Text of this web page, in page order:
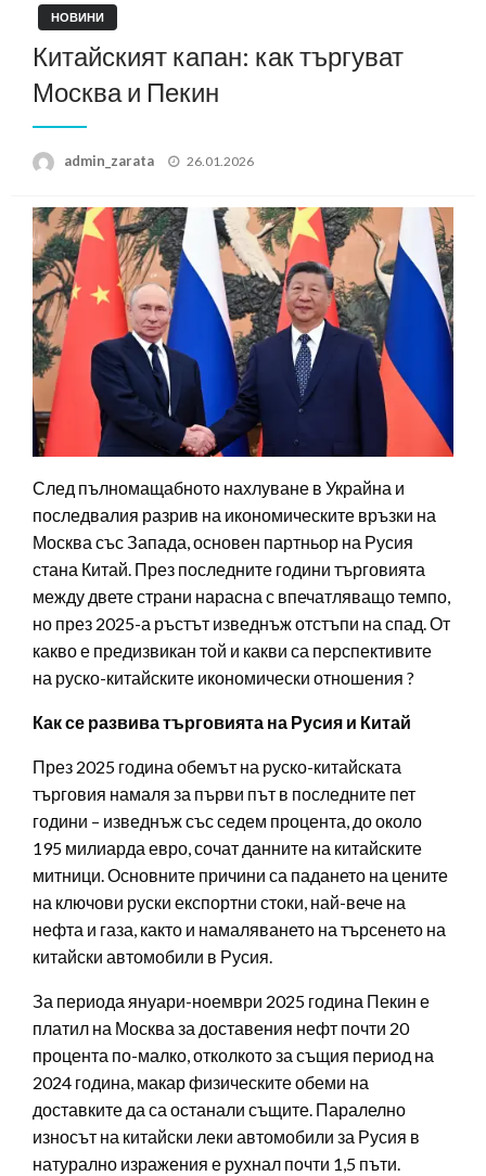
НОВИНИ
Китайският капан: как търгуват
Москва и Пекин
admin_zarata
Posted
26.01.2026
След пълномащабното нахлуване в Украйна и
последвалия разрив на икономическите връзки на
Москва със Запада, основен партньор на Русия
стана Китай. През последните години търговията
между двете страни нарасна с впечатляващо темпо,
но през 2025-а ръстът изведнъж отстъпи на спад. От
какво е предизвикан той и какви са перспективите
на руско-китайските икономически отношения ?
Как се развива търговията на Русия и Китай
През 2025 година обемът на руско-китайската
търговия намаля за първи път в последните пет
години – изведнъж със седем процента, до около
195 милиарда евро, сочат данните на китайските
митници. Основните причини са падането на цените
на ключови руски експортни стоки, най-вече на
нефта и газа, както и намаляването на търсенето на
китайски автомобили в Русия.
За периода януари-ноември 2025 година Пекин е
платил на Москва за доставения нефт почти 20
процента по-малко, отколкото за същия период на
2024 година, макар физическите обеми на
доставките да са останали същите. Паралелно
износът на китайски леки автомобили за Русия в
натурално изражения е рухнал почти 1,5 пъти.